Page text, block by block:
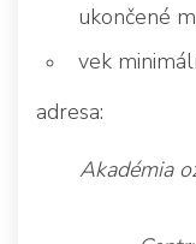
ukončené
vek
adresa:
Akadémia